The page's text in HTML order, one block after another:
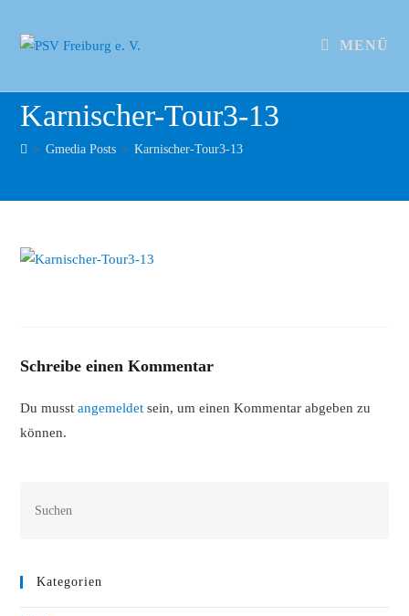
MENÜ
Karnischer-Tour3-13
> Gmedia Posts > Karnischer-Tour3-13
Schreibe einen Kommentar
Du musstangemeldet sein, um einen Kommentar abgeben zu
können.
Kategorien